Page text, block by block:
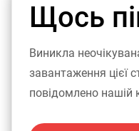
Щось
Виникла
завантаження цієї
повідомлено нашій